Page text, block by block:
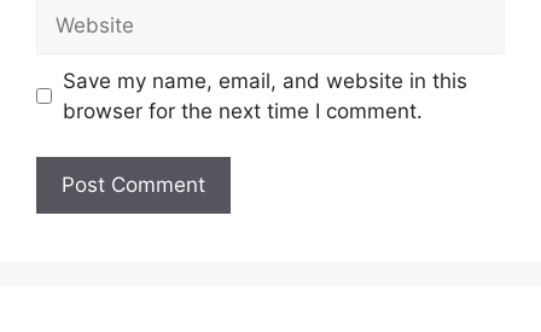
Save my name, email, and website in this
browser for the next time I comment.